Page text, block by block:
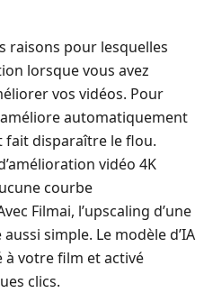
raisons pour lesquelles
lorsque vous avez
vos vidéos. Pour
automatiquement
fait disparaître le flou.
vidéo 4K
courbe
Filmai, l’upscaling d’une
simple. Le modèle d’IA
à votre film et activé
clics.